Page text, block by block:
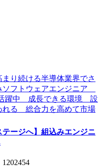
テージへ】組込みエンジニ